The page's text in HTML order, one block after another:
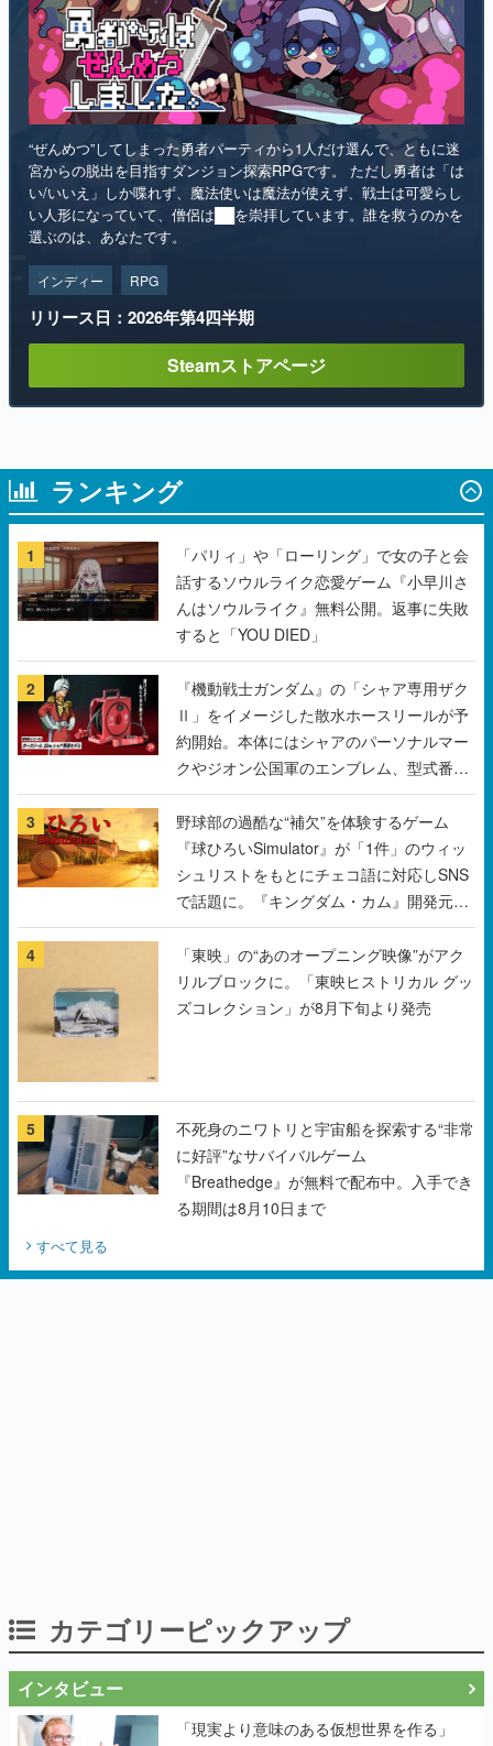
運営：株式会社マレ
“ぜんめつ”してしまった勇者パーティから1人だけ選んで、ともに迷
宮からの脱出を目指すダンジョン探索RPGです。 ただし勇者は「は
い/いいえ」しか喋れず、魔法使いは魔法が使えず、戦士は可愛らし
い人形になっていて、僧侶は██を崇拝しています。誰を救うのかを
選ぶのは、あなたです。
インディー RPG
リリース日：2026年第4四半期
Steamストアページ
ランキング
1
「パリィ」や「ローリング」で女の子と会
話するソウルライク恋愛ゲーム『小早川さ
んはソウルライク』無料公開。返事に失敗
すると「YOU DIED」
2
『機動戦士ガンダム』の「シャア専用ザク
Ⅱ」をイメージした散水ホースリールが予
約開始。本体にはシャアのパーソナルマー
クやジオン公国軍のエンブレム、型式番号
などを配置
3
野球部の過酷な“補欠”を体験するゲーム
『球ひろいSimulator』が「1件」のウィッ
シュリストをもとにチェコ語に対応しSNS
で話題に。『キングダム・カム』開発元や
チェコのプロ野球選手から称賛の声
4
「東映」の“あのオープニング映像”がアク
リルブロックに。「東映ヒストリカル グッ
ズコレクション」が8月下旬より発売
5
不死身のニワトリと宇宙船を探索する“非常
に好評”なサバイバルゲーム
『Breathedge』が無料で配布中。入手でき
る期間は8月10日まで
すべて見る
カテゴリーピックアップ
インタビュー
「現実より意味のある仮想世界を作る」